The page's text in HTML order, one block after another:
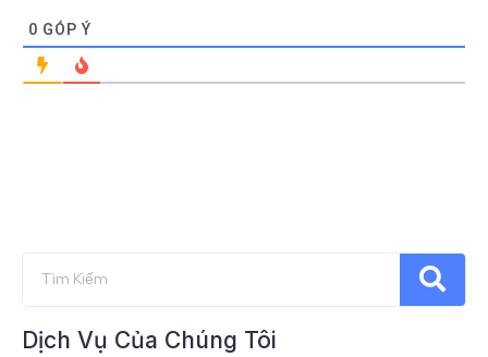
0 GÓP Ý
Dịch Vụ Của Chúng Tôi